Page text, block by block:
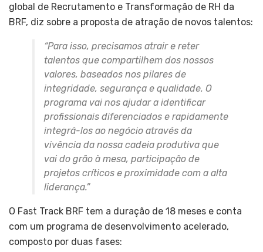
global de Recrutamento e Transformação de RH da
BRF, diz sobre a proposta de atração de novos talentos:
“Para isso, precisamos atrair e reter
talentos que compartilhem dos nossos
valores, baseados nos pilares de
integridade, segurança e qualidade. O
programa vai nos ajudar a identificar
profissionais diferenciados e rapidamente
integrá-los ao negócio através da
vivência da nossa cadeia produtiva que
vai do grão à mesa, participação de
projetos críticos e proximidade com a alta
liderança.”
O Fast Track BRF tem a duração de 18 meses e conta
com um programa de desenvolvimento acelerado,
composto por duas fases: